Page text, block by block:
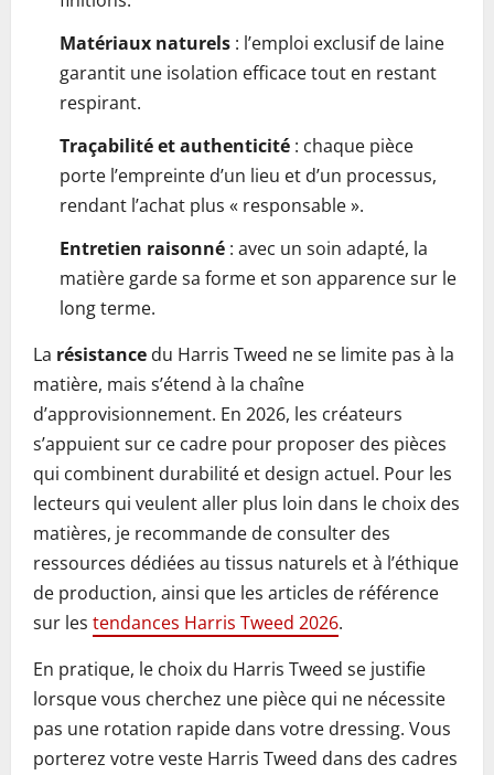
Matériaux naturels : l’emploi exclusif de laine
garantit une isolation efficace tout en restant
respirant.
Traçabilité et authenticité : chaque pièce
porte l’empreinte d’un lieu et d’un processus,
rendant l’achat plus « responsable ».
Entretien raisonné : avec un soin adapté, la
matière garde sa forme et son apparence sur le
long terme.
La résistance du Harris Tweed ne se limite pas à la
matière, mais s’étend à la chaîne
d’approvisionnement. En 2026, les créateurs
s’appuient sur ce cadre pour proposer des pièces
qui combinent durabilité et design actuel. Pour les
lecteurs qui veulent aller plus loin dans le choix des
matières, je recommande de consulter des
ressources dédiées au tissus naturels et à l’éthique
de production, ainsi que les articles de référence
sur les tendances Harris Tweed 2026.
En pratique, le choix du Harris Tweed se justifie
lorsque vous cherchez une pièce qui ne nécessite
pas une rotation rapide dans votre dressing. Vous
porterez votre veste Harris Tweed dans des cadres